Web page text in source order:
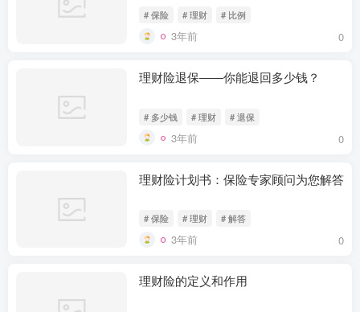
# 保险 # 理财 # 比例
3年前 0
理财险退保——你能退回多少钱？
# 多少钱 # 理财 # 退保
3年前 0
理财险计划书：保险专家顾问为您解答
# 保险 # 理财 # 解答
3年前 0
理财险的定义和作用